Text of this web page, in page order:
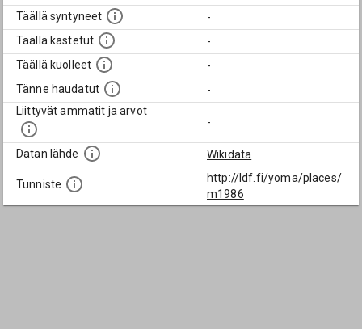
Täällä syntyneet
-
Täällä kastetut
-
Täällä kuolleet
-
Tänne haudatut
-
Liittyvät ammatit ja arvot
-
Datan lähde Wikidata
Tunniste
http://ldf.fi/yoma/places/
m1986